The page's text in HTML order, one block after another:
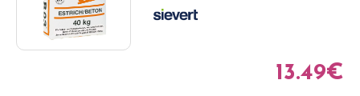
13.49€